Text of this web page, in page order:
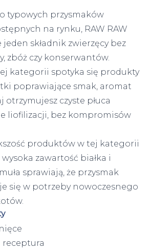
typowych przysmaków
na rynku, RAW RAW
jeden składnik zwierzęcy bez
zbóż czy konserwantów.
kategorii spotyka się produkty
poprawiające smak, aromat
otrzymujesz czyste płuca
liofilizacji, bez kompromisów
produktów w tej kategorii
zawartość białka i
sprawiają, że przysmak
się w potrzeby nowoczesnego
receptura